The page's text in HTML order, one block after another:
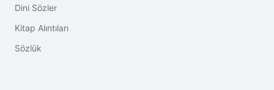
Dini Sözler
Kitap Alıntıları
Sözlük